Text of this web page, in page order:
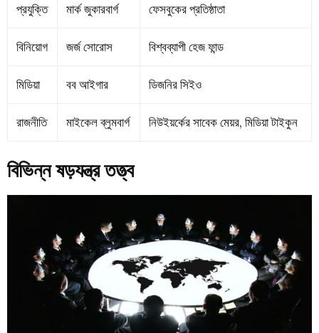
প্রযুক্তি মার্ক জুকারবার্গ ফেসবুকের প্রতিষ্ঠাতা
বিনিয়োগ জর্জ সোরোস বিশ্বব্যাপী হেজ ফান্ড
মিডিয়া বব আইগার ডিজনির সিইও
রাজনীতি মাইকেল ব্লুমবার্গ নিউইয়র্কের সাবেক মেয়র, মিডিয়া টাইকুন
বিভিন্ন ষড়যন্ত্র তত্ত্ব